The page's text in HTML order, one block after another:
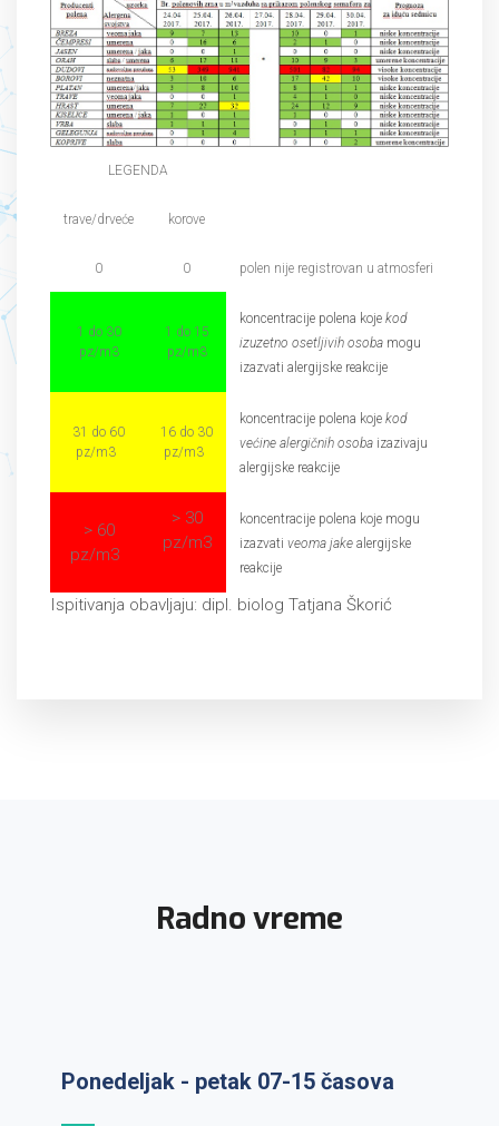
LEGENDA
trave/drveće korove
0 0 polen nije registrovan u atmosferi
1 do 30
pz/m3
1 do 15
pz/m3
koncentracije polena koje kod
izuzetno osetljivih osoba mogu
izazvati alergijske reakcije
31 do 60
pz/m3
16 do 30
pz/m3
koncentracije polena koje kod
većine alergičnih osoba izazivaju
alergijske reakcije
> 60
pz/m3
> 30
pz/m3
koncentracije polena koje mogu
izazvati veoma jake alergijske
reakcije
Ispitivanja obavljaju: dipl. biolog Tatjana Škorić
Radno vreme
Ponedeljak - petak 07-15 časova